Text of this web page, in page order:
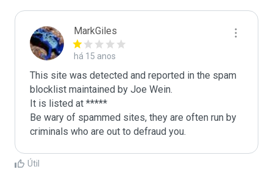
MarkGiles
há 15 anos
This site was detected and reported in the spam
blocklist maintained by Joe Wein.
It is listed at *****
Be wary of spammed sites, they are often run by
criminals who are out to defraud you.
Útil